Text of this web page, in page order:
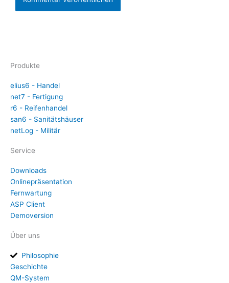
Produkte
elius6 - Handel
net7 - Fertigung
r6 - Reifenhandel
san6 - Sanitätshäuser
netLog - Militär
Service
Downloads
Onlinepräsentation
Fernwartung
ASP Client
Demoversion
Über uns
Philosophie
Geschichte
QM-System